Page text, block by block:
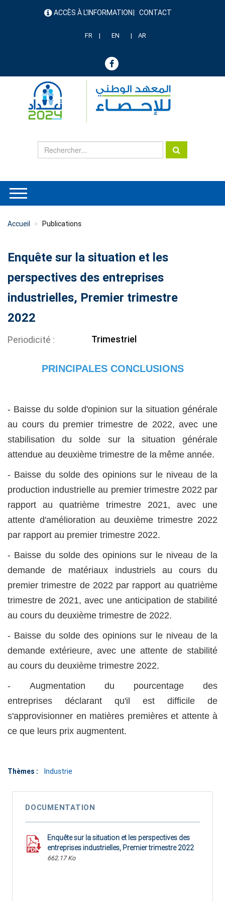
menu ACCÈS À L'INFORMATION CONTACT
FR EN AR
Accueil Publications
Enquête sur la situation et les
perspectives des entreprises
industrielles, Premier trimestre
2022
Periodicité Trimestriel
PRINCIPALES CONCLUSIONS
- Baisse du solde d'opinion sur la situation générale
au cours du premier trimestre de 2022, avec une
stabilisation du solde sur la situation générale
attendue au deuxième trimestre de la même année.
- Baisse du solde des opinions sur le niveau de la
production industrielle au premier trimestre 2022 par
rapport au quatrième trimestre 2021, avec une
attente d'amélioration au deuxième trimestre 2022
par rapport au premier trimestre 2022.
- Baisse du solde des opinions sur le niveau de la
demande de matériaux industriels au cours du
premier trimestre de 2022 par rapport au quatrième
trimestre de 2021, avec une anticipation de stabilité
au cours du deuxième trimestre de 2022.
- Baisse du solde des opinions sur le niveau de la
demande extérieure, avec une attente de stabilité
au cours du deuxième trimestre 2022.
- Augmentation du pourcentage des
entreprises déclarant qu'il est difficile de
s'approvisionner en matières premières et attente à
ce que leurs prix augmentent.
Thèmes : Industrie
DOCUMENTATION
Enquête sur la situation et les perspectives des
entreprises industrielles, Premier trimestre 2022
662.17 Ko